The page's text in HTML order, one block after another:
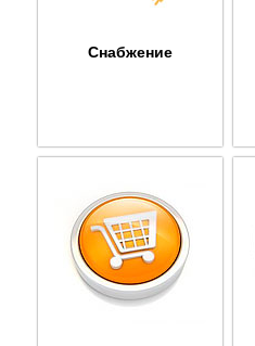
Снабжение